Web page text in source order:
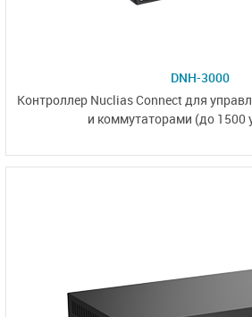
DNH-3000
Контроллер Nuclias Connect для
и коммутаторами (до 1500